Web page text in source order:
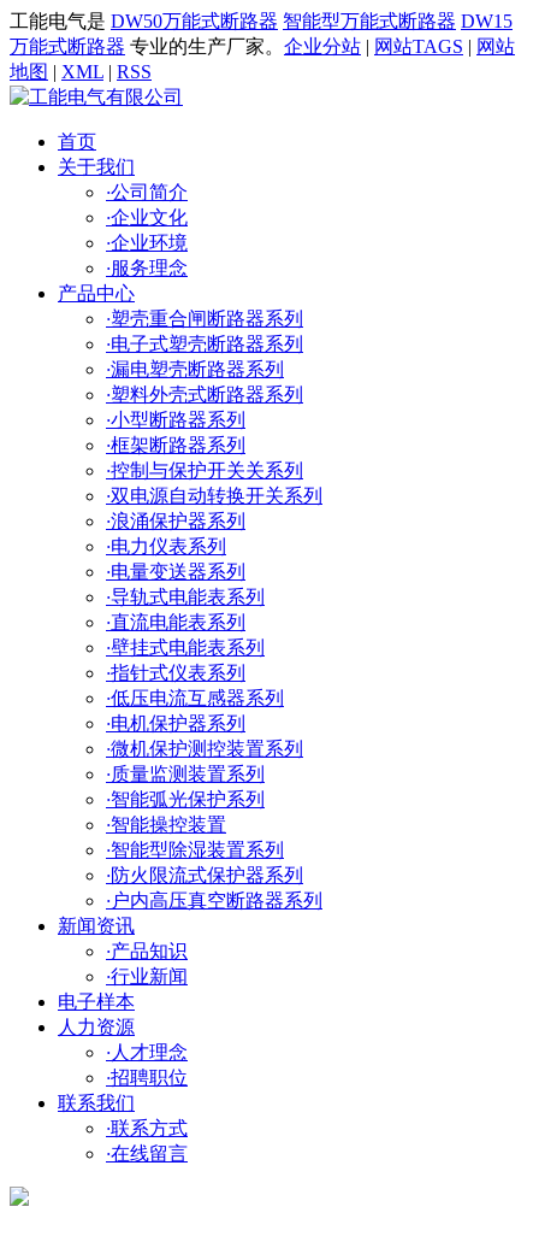
工能电气是 DW50万能式断路器 智能型万能式断路器 DW15
万能式断路器 专业的生产厂家。 企业分站 | 网站TAGS | 网站
地图 | XML | RSS
首页
关于我们
·公司简介
·企业文化
·企业环境
·服务理念
产品中心
·塑壳重合闸断路器系列
·电子式塑壳断路器系列
·漏电塑壳断路器系列
·塑料外壳式断路器系列
·小型断路器系列
·框架断路器系列
·控制与保护开关关系列
·双电源自动转换开关系列
·浪涌保护器系列
·电力仪表系列
·电量变送器系列
·导轨式电能表系列
·直流电能表系列
·壁挂式电能表系列
·指针式仪表系列
·低压电流互感器系列
·电机保护器系列
·微机保护测控装置系列
·质量监测装置系列
·智能弧光保护系列
·智能操控装置
·智能型除湿装置系列
·防火限流式保护器系列
· 户内高压真空断路器系列
新闻资讯
·产品知识
·行业新闻
电子样本
人力资源
· 人才理念
·招聘职位
联系我们
·联系方式
·在线留言